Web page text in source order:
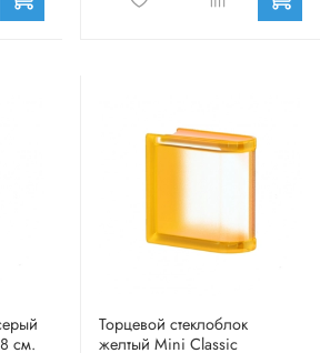
см.
Торцевой стеклоблок
желтый Mini Classic